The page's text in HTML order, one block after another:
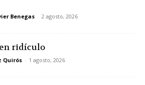
Benegas - 2 agosto, 2026
ridículo
Quirós - 1 agosto, 2026